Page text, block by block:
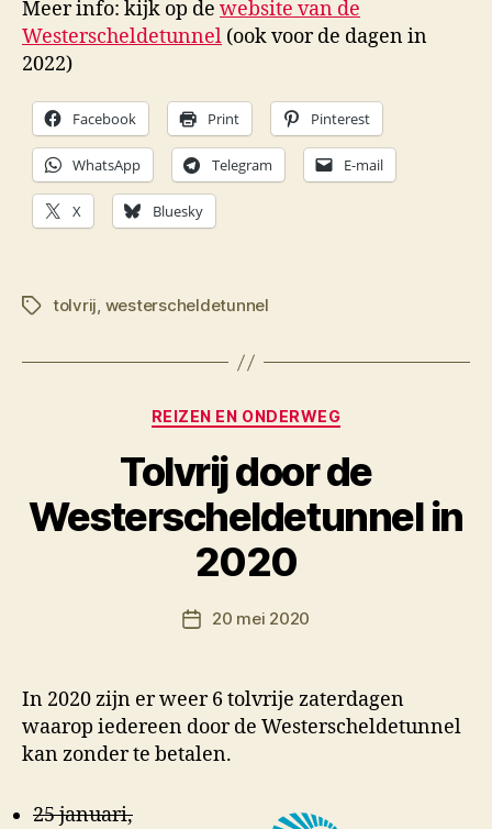
Meer info: kijk op de website van de
Westerscheldetunnel (ook voor de dagen in
2022)
Facebook Print Pinterest
WhatsApp Telegram E-mail
X Bluesky
Tagstolvrij, westerscheldetunnel
Categorieën
REIZEN EN ONDERWEG
Tolvrij door de
Westerscheldetunnel in
2020
Berichtauteur
D
o
r
Berichtdatum
20 mei 2020
In 2020 zijn er weer 6 tolvrije zaterdagen
waarop iedereen door de Westerscheldetunnel
kan zonder te betalen.
25 januari,